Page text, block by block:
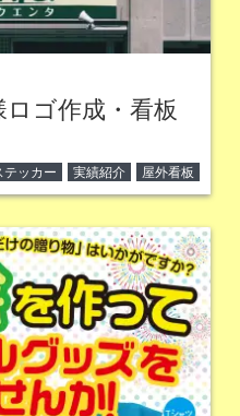
ゴ作成・看板
テッカー 実績紹介 屋外看板